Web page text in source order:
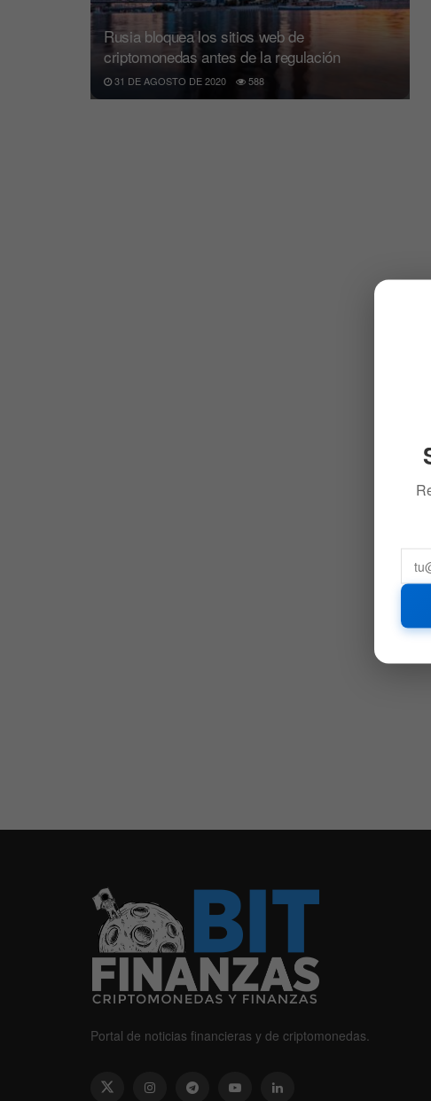
Rusia bloquea los sitios web de
criptomonedas antes de la regulación
31 DE AGOSTO DE 2020 588
Portal de noticias financieras y de criptomonedas.